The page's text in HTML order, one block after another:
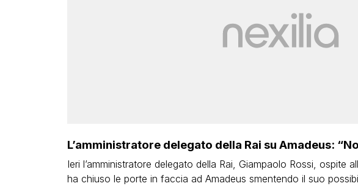
L’amministratore delegato della Rai su Amadeus:
Ieri l’amministratore delegato della Rai, Giampaolo Rossi, ospite
ha chiuso le porte in faccia ad Amadeus smentendo il suo